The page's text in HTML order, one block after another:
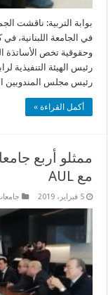
بوابة التربية: ناقشت
في الجامعة اللبنانية،
وحقوقية تخص الأساتذة
رئيس الهيئة التنفيذية
رئيس مجلس المندوبين
أكمل القراءة »
ممثلو أربع
مع AUL
5 فبراير، 2019